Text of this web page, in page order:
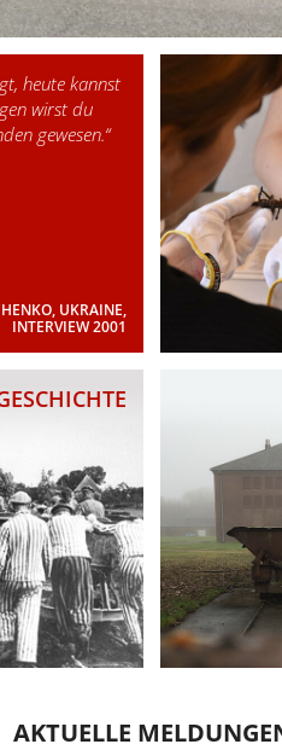
heute kannst
wirst du
gewesen.“
UKRAINE,
INTERVIEW 2001
AKTUELLE